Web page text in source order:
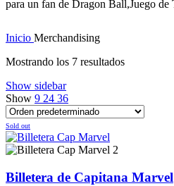
para un fan de Dragon Ball,Juego de
Inicio Merchandising
Mostrando los 7 resultados
Show sidebar
Show 9 24 36
Sold out
Billetera de Capitana Marvel